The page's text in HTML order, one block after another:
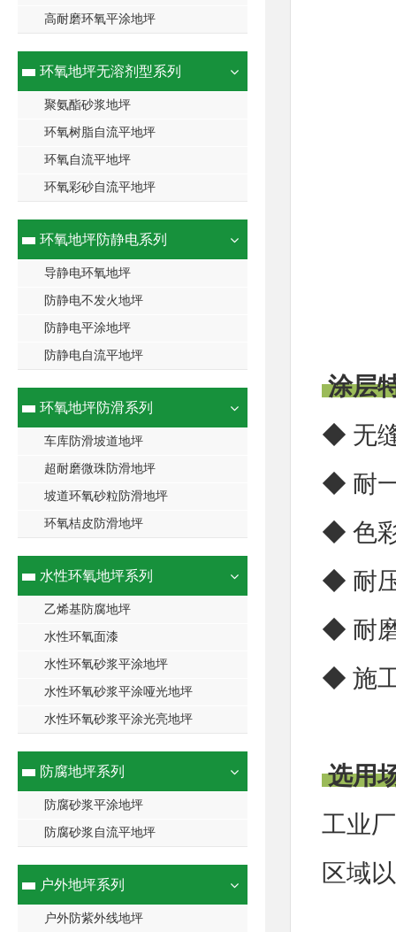
高耐磨环氧平涂地坪
环氧地坪无溶剂型系列
聚氨酯砂浆地坪
环氧树脂自流平地坪
环氧自流平地坪
环氧彩砂自流平地坪
环氧地坪防静电系列
导静电环氧地坪
防静电不发火地坪
防静电平涂地坪
防静电自流平地坪
环氧地坪防滑系列
车库防滑坡道地坪
超耐磨微珠防滑地坪
坡道环氧砂粒防滑地坪
环氧桔皮防滑地坪
水性环氧地坪系列
乙烯基防腐地坪
水性环氧面漆
水性环氧砂浆平涂地坪
水性环氧砂浆平涂哑光地坪
水性环氧砂浆平涂光亮地坪
防腐地坪系列
防腐砂浆平涂地坪
防腐砂浆自流平地坪
户外地坪系列
户外防紫外线地坪
涂层
◆ 无
◆ 耐
◆ 色
◆ 耐
◆ 耐
◆ 施
选用
工业
区域